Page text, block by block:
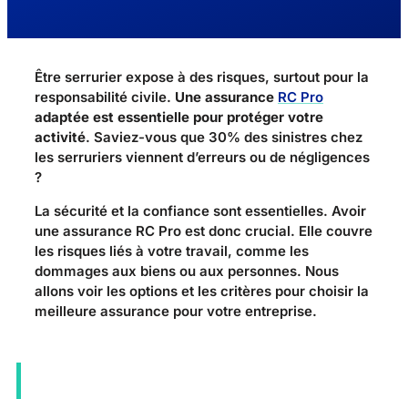
Être serrurier expose à des risques, surtout pour la
responsabilité civile. Une assurance RC Pro
adaptée est essentielle pour protéger votre
activité. Saviez-vous que 30% des sinistres chez
les serruriers viennent d’erreurs ou de négligences
?
La sécurité et la confiance sont essentielles. Avoir
une assurance RC Pro est donc crucial. Elle couvre
les risques liés à votre travail, comme les
dommages aux biens ou aux personnes. Nous
allons voir les options et les critères pour choisir la
meilleure assurance pour votre entreprise.